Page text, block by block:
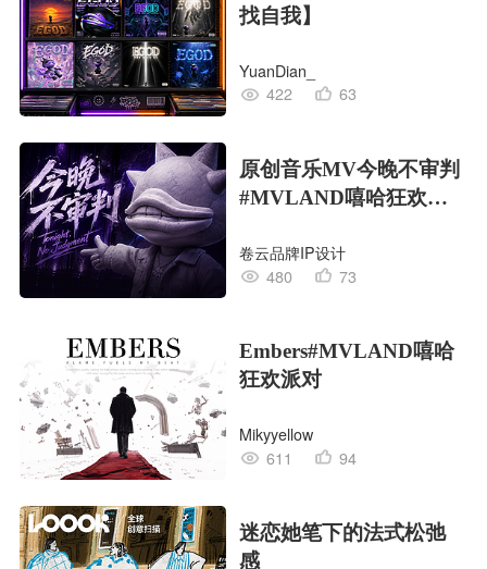
找自我】
YuanDian_
422
63
原创音乐MV今晚不审判
#MVLAND嘻哈狂欢派
卷云品牌IP设计
480
73
Embers#MVLAND嘻哈
狂欢派对
Mikyyellow
611
94
迷恋她笔下的法式松弛
感